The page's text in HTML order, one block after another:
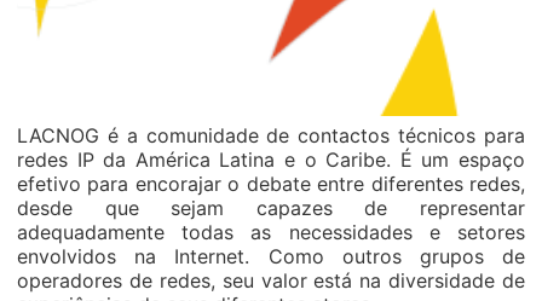
LACNOG é a comunidade de contactos técnicos para
redes IP da América Latina e o Caribe. É um espaço
efetivo para encorajar o debate entre diferentes redes,
desde que sejam capazes de representar
adequadamente todas as necessidades e setores
envolvidos na Internet. Como outros grupos de
operadores de redes, seu valor está na diversidade de